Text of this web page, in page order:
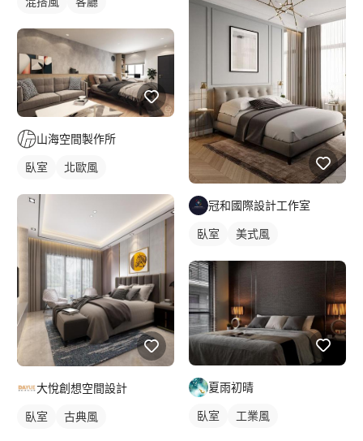
山海空間製作所
臥室 北歐風
大悅創想空間設計
臥室 古典風
冠和國際設計工作室
臥室 美式風
夏雨初晴
臥室 工業風